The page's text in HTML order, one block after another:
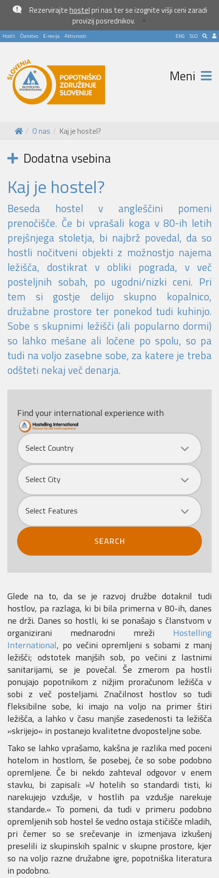
Rezervirajtehostelpri nas ter se izognite višji ceni zaradi
provizij posrednikov.
×
Hostli Članstvo E-revija Aktivnosti SLO
ENG
Meni
O nas Kaj je hostel?
Dodatna vsebina
Kaj je hostel?
Beseda hostel v angleščini pomeni
prenočišče. Če bi vprašali koga v 80-ih letih
prejšnjega stoletja, bi najbrž povedal, da so
hostli nočitveni objekti z možnostjo najema
ležišča, dostikrat v obliki pograda, v več
posteljnih sobah, po ugodni/nizki ceni. Pri
tem si gostje delijo skupno kopalnico,
družabne prostore ter ponekod tudi kuhinjo.
Sobe s skupnimi ležišči (ali popularno dormi)
so lahko mešane ali ločene po spolu, so pa
tudi na voljo zasebne sobe, za katere je treba
odšteti nekaj več denarja.
Find your international experience with
Country
Select Country
City
Select City
Select Features
SEARCH
Glede na to, da se je razvoj družbe dotaknil tudi
hostlov, pa razlaga, ki bi bila primerna v 80-ih, danes
ne drži. Danes so hostli, ki se ponašajo s članstvom v
organizirani mednarodni mreži Hostelling
International, po večini opremljeni s sobami z manj
ležišči; odstotek manjših sob, po večini z lastnimi
sanitarijami, se je povečal. Še zmerom pa hostli
ponujajo popotnikom z nižjim proračunom ležišča v
sobi z več posteljami. Značilnost hostlov so tudi
fleksibilne sobe, ki imajo na voljo na primer štiri
ležišča, a lahko v času manjše zasedenosti ta ležišča
»skrijejo« in postanejo kvalitetne dvoposteljne sobe.
Tako se lahko vprašamo, kakšna je razlika med poceni
hotelom in hostlom, še posebej, če so sobe podobno
opremljene. Če bi nekdo zahteval odgovor v enem
stavku, bi zapisali: »V hotelih so standardi tisti, ki
narekujejo vzdušje, v hostlih pa vzdušje narekuje
standarde.« To pomeni, da tudi v primeru podobno
opremljenih sob hostel še vedno ostaja stičišče mladih,
pri čemer so se srečevanje in izmenjava izkušenj
preselili iz skupinskih spalnic v skupne prostore, kjer
so na voljo razne družabne igre, popotniška literatura
in podobno.
Pošlji VESELJE5 na 1919 in
doniraj 5 €
Pomagaj otrokom z manj priložnostmi do počitnic na morju.
Več
Ne hvala